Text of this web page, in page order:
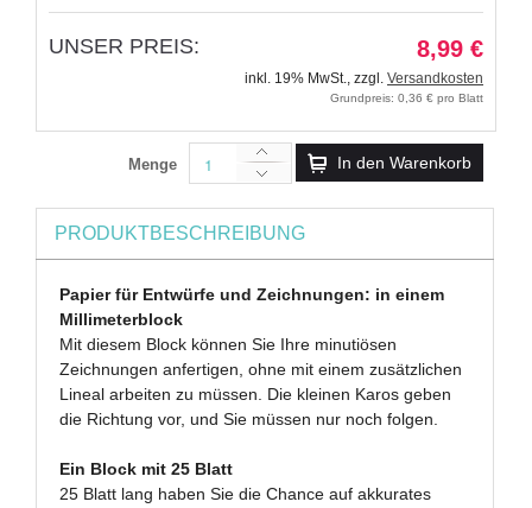
UNSER PREIS: 8,99 €
inkl. 19% MwSt., zzgl. Versandkosten
Grundpreis: 0,36 € pro Blatt
Menge In den Warenkorb
PRODUKTBESCHREIBUNG
Papier für Entwürfe und Zeichnungen: in einem
Millimeterblock
Mit diesem Block können Sie Ihre minutiösen
Zeichnungen anfertigen, ohne mit einem zusätzlichen
Lineal arbeiten zu müssen. Die kleinen Karos geben
die Richtung vor, und Sie müssen nur noch folgen.
Ein Block mit 25 Blatt
25 Blatt lang haben Sie die Chance auf akkurates